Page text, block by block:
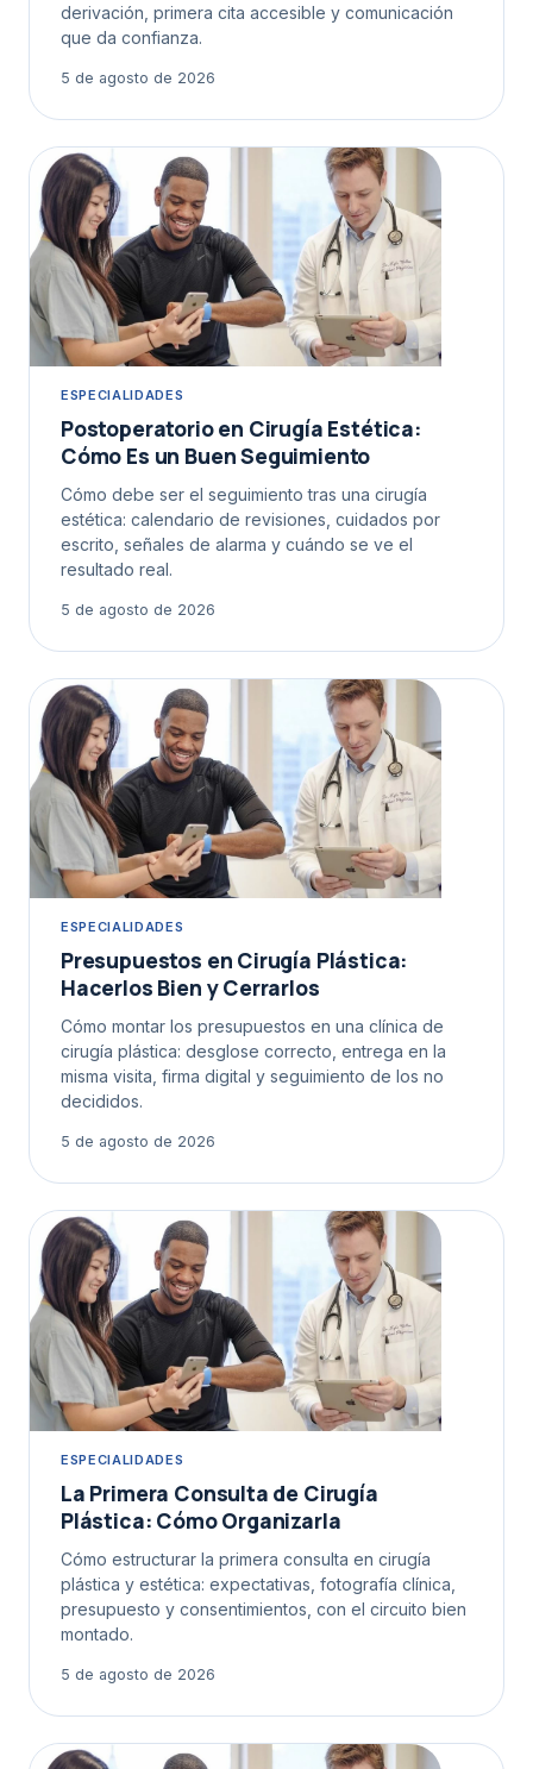
derivación, primera cita accesible y comunicación
que da confianza.
5 de agosto de 2026
ESPECIALIDADES
Postoperatorio en Cirugía Estética:
Cómo Es un Buen Seguimiento
Cómo debe ser el seguimiento tras una cirugía
estética: calendario de revisiones, cuidados por
escrito, señales de alarma y cuándo se ve el
resultado real.
5 de agosto de 2026
ESPECIALIDADES
Presupuestos en Cirugía Plástica:
Hacerlos Bien y Cerrarlos
Cómo montar los presupuestos en una clínica de
cirugía plástica: desglose correcto, entrega en la
misma visita, firma digital y seguimiento de los no
decididos.
5 de agosto de 2026
ESPECIALIDADES
La Primera Consulta de Cirugía
Plástica: Cómo Organizarla
Cómo estructurar la primera consulta en cirugía
plástica y estética: expectativas, fotografía clínica,
presupuesto y consentimientos, con el circuito bien
montado.
5 de agosto de 2026